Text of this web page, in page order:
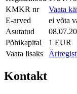
KMKR nr
Vaata
E-arved
ei võta
Asutatud
Põhikapital
1 EUR
Vaata lisaks
Kontakt